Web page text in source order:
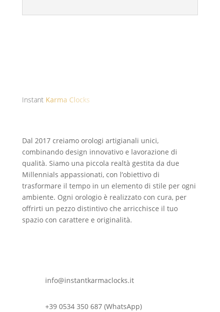
Instant Karma Clocks
Dal 2017 creiamo orologi artigianali unici,
combinando design innovativo e lavorazione di
qualità. Siamo una piccola realtà gestita da due
Millennials appassionati, con l’obiettivo di
trasformare il tempo in un elemento di stile per ogni
ambiente. Ogni orologio è realizzato con cura, per
offrirti un pezzo distintivo che arricchisce il tuo
spazio con carattere e originalità.
info@instantkarmaclocks.it
+39 0534 350 687 (WhatsApp)